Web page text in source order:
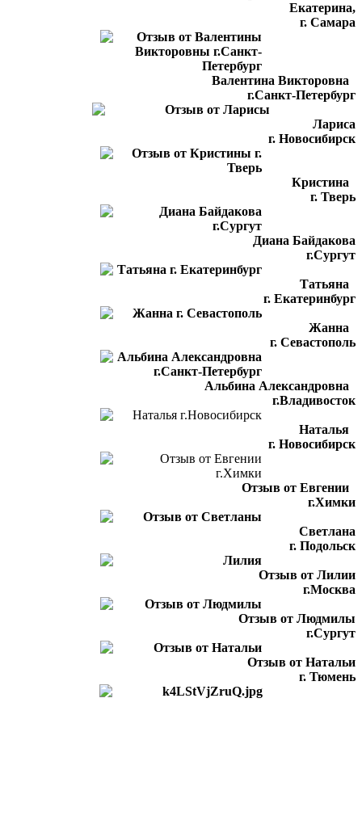
Екатерина,
г. Самара
Валентина Викторовна
г.Санкт-Петербург
Лариса
г. Новосибирск
Кристина
г. Тверь
Диана Байдакова
г.Сургут
Татьяна
г. Екатеринбург
Жанна
г. Севастополь
Альбина Александровна
г.Владивосток
Наталья
г. Новосибирск
Отзыв от Евгении
г.Химки
Светлана
г. Подольск
Отзыв от Лилии
г.Москва
Отзыв от Людмилы
г.Сургут
Отзыв от Натальи
г. Тюмень